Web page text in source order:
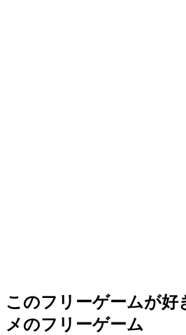
このフリーゲームが好
メのフリーゲーム